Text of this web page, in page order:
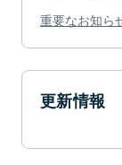
重要なお知ら
更新情報